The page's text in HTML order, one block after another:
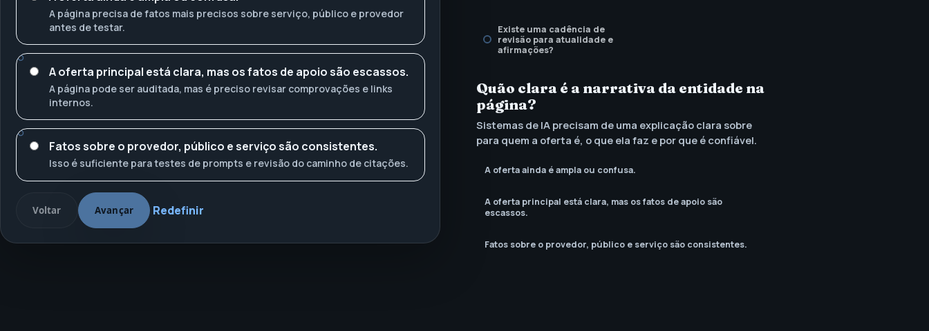
A página precisa de fatos mais precisos sobre serviço, público e provedor
antes de testar.
A oferta principal está clara, mas os fatos de apoio são escassos.
A página pode ser auditada, mas é preciso revisar comprovações e links
internos.
Fatos sobre o provedor, público e serviço são consistentes.
Isso é suficiente para testes de prompts e revisão do caminho de citações.
Voltar Avançar Redefinir
Existe uma cadência de
revisão para atualidade e
afirmações?
Quão clara é a narrativa da entidade na
página?
Sistemas de IA precisam de uma explicação clara sobre
para quem a oferta é, o que ela faz e por que é confiável.
A oferta ainda é ampla ou confusa.
A oferta principal está clara, mas os fatos de apoio são
escassos.
Fatos sobre o provedor, público e serviço são consistentes.